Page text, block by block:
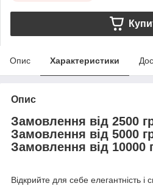
Опис Характеристики
Опис
Замовлення від 2500
Замовлення від 5000
Замовлення від 10000
Відкрийте для себе елегантність і